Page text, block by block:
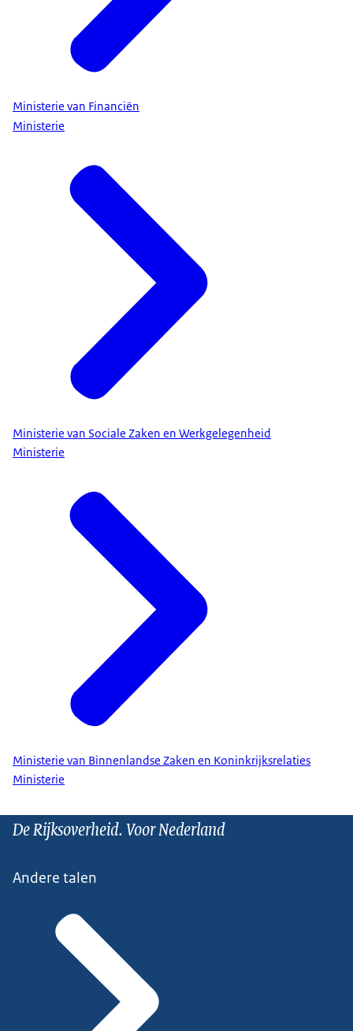
Ministerie van Financiën
Ministerie
Ministerie van Sociale Zaken en Werkgelegenheid
Ministerie
Ministerie van Binnenlandse Zaken en Koninkrijksrelaties
Ministerie
De Rijksoverheid. Voor Nederland
Andere talen